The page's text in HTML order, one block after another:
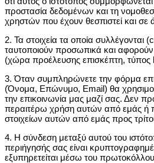
προστασία δεδομένων και τη
χρηστών που έχουν θεσπιστεί και σε
2. Τα στοιχεία τα οποία συλλέγονται
ταυτοποιούν προσωπικά και αφορούν
(χώρα προέλευσης επισκέπτη, τύπος
3. Όταν συμπληρώνετε την φόρμα
(Όνομα, Επώνυμο, Email) θα
την επικοινωνία μας μαζί σας. Δεν
περαιτέρω χρήση αυτών από εμάς
στοιχείων αυτών από εμάς προς
4. Η σύνδεση μεταξύ αυτού του
περιήγησής σας είναι
εξυπηρετείται μέσω του